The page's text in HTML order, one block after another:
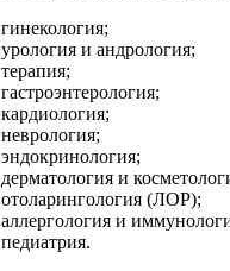
гинекология;
урология и андрология;
терапия;
гастроэнтерология;
кардиология;
неврология;
эндокринология;
дерматология и
отоларингология (ЛОР);
аллергология и
педиатрия.